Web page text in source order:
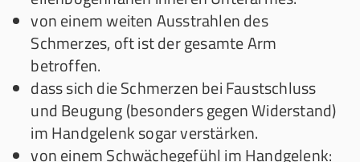
von einem weiten Ausstrahlen des
Schmerzes, oft ist der gesamte Arm
betroffen.
dass sich die Schmerzen bei Faustschluss
und Beugung (besonders gegen Widerstand)
im Handgelenk sogar verstärken.
von einem Schwächegefühl im Handgelenk: